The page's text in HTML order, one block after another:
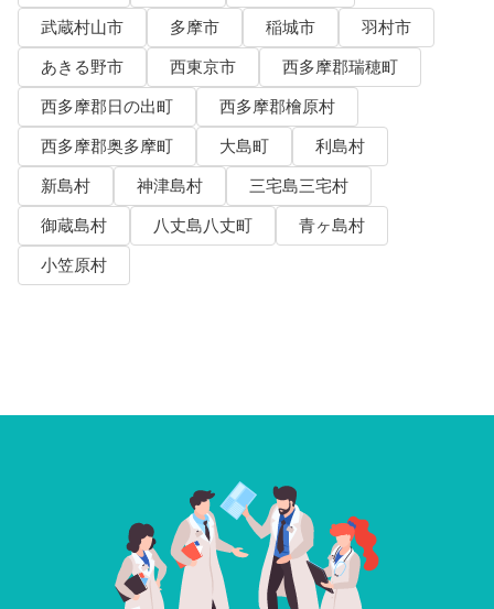
武蔵村山市
多摩市 稲城市
羽村市
あきる野市
西東京市
西多摩郡瑞穂町
西多摩郡日の出町
西多摩郡檜原村
西多摩郡奥多摩町
大島町
利島村
新島村
神津島村
三宅島三宅村
御蔵島村
八丈島八丈町
青ヶ島村
小笠原村